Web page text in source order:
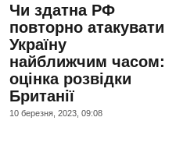
Чи здатна РФ
повторно атакувати
Україну
найближчим часом:
оцінка розвідки
Британії
10 березня, 2023, 09:08